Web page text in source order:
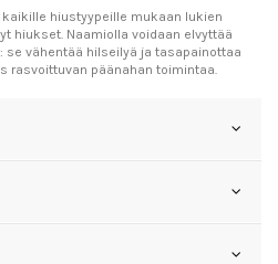
hiustyypeille mukaan lukien
hiukset. Naamiolla voidaan elvyttää
vähentää hilseilyä ja tasapainottaa
rasvoittuvan päänahan toimintaa.